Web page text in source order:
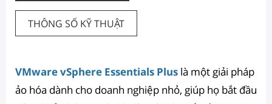
THÔNG SỐ KỸ THUẬT
VMware vSphere Essentials Plus là một giải pháp
ảo hóa dành cho doanh nghiệp nhỏ, giúp họ bắt đầu